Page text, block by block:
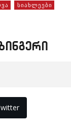
ᲡᲘᲐᲮᲚᲔᲔᲑᲘ